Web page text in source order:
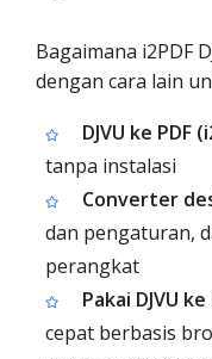
Bagaimana i2PDF
dengan cara lain
DJVU ke PDF
tanpa instalasi
Converter
dan pengaturan,
perangkat
Pakai DJVU
cepat berbasis